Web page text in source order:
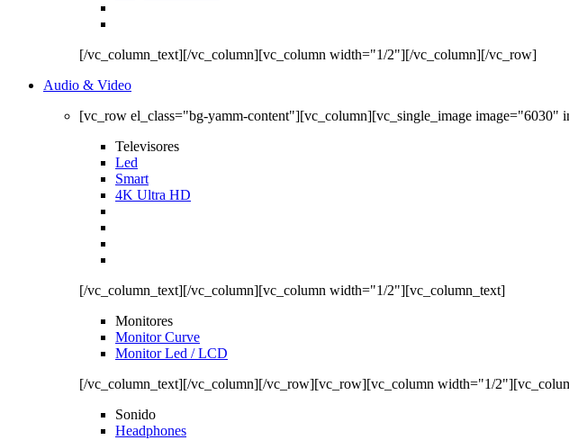
[/vc_column_text][/vc_column][vc_column width="1/2"][/vc_column][/vc_row]
Audio & Video
[vc_row el_class="bg-yamm-content"][vc_column][vc_single_image
Televisores
Led
Smart
4K Ultra HD
[/vc_column_text][/vc_column][vc_column width="1/2"][vc_column_text]
Monitores
Monitor Curve
Monitor Led / LCD
[/vc_column_text][/vc_column][/vc_row][vc_row][vc_column width="1/
Sonido
Headphones